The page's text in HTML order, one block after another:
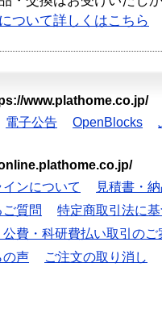
ついて詳しくはこちら
www.plathome.co.jp/
電子公告 OpenBlocks
ンについて
見積書・
ご質問
特定商取引法に
公費・科研費払い取引のご
の声 ご注文の取り消し